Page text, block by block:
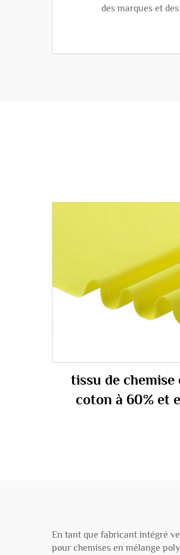
des marques et
tissu de chemise
coton à 60% et
En tant que fabricant intégré
pour chemises en mélange